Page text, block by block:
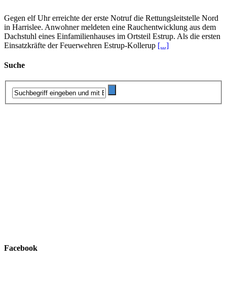
Gegen elf Uhr erreichte der erste Notruf die Rettungsleitstelle Nord
in Harrislee. Anwohner meldeten eine Rauchentwicklung aus dem
Dachstuhl eines Einfamilienhauses im Ortsteil Estrup. Als die ersten
Einsatzkräfte der Feuerwehren Estrup-Kollerup [...]
Suche
Facebook